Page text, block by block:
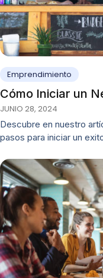
Emprendimiento
Cómo Iniciar un
JUNIO 28, 2024
Descubre en nuestro
pasos para iniciar un